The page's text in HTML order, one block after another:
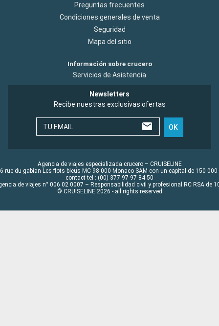
Preguntas frecuentes
Condiciones generales de venta
Seguridad
Mapa del sitio
Información sobre crucero
Servicios de Asistencia
Newsletters
Recibe nuestras exclusivas ofertas
TU EMAIL OK
Agencia de viajes especializada crucero – CRUISELINE
rue du gabian Les flots bleus MC 98 000 Monaco SAM con un capital de 150 000
contact tel : (00) 377 97 97 84 50
de viajes n° 006 02 0007 – Responsabilidad civil y profesional RC RSA de
© CRUISELINE 2026 - all rights reserved